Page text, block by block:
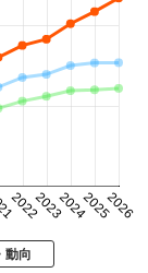
20222023202420252026
動向